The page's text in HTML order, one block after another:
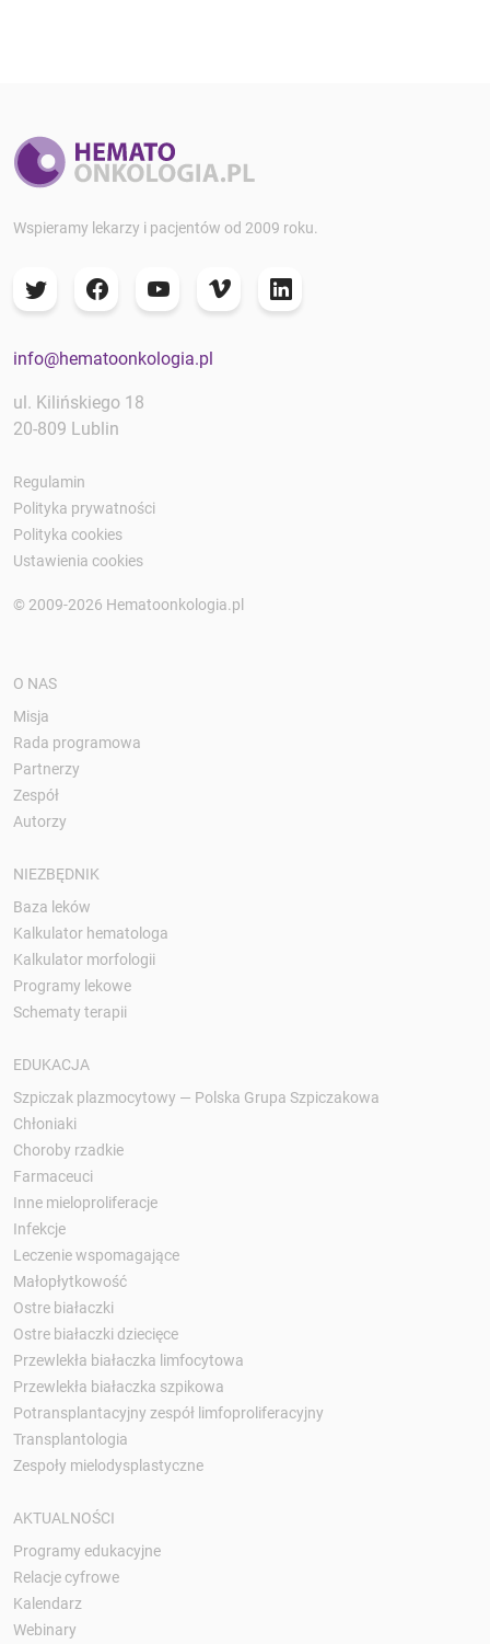
Wspieramy lekarzy i pacjentów od 2009 roku.
info@hematoonkologia.pl
ul. Kilińskiego 18
20-809 Lublin
Regulamin
Polityka prywatności
Polityka cookies
Ustawienia cookies
© 2009-2026 Hematoonkologia.pl
O NAS
Misja
Rada programowa
Partnerzy
Zespół
Autorzy
NIEZBĘDNIK
Baza leków
Kalkulator hematologa
Kalkulator morfologii
Programy lekowe
Schematy terapii
EDUKACJA
Szpiczak plazmocytowy — Polska Grupa Szpiczakowa
Chłoniaki
Choroby rzadkie
Farmaceuci
Inne mieloproliferacje
Infekcje
Leczenie wspomagające
Małopłytkowość
Ostre białaczki
Ostre białaczki dziecięce
Przewlekła białaczka limfocytowa
Przewlekła białaczka szpikowa
Potransplantacyjny zespół limfoproliferacyjny
Transplantologia
Zespoły mielodysplastyczne
AKTUALNOŚCI
Programy edukacyjne
Relacje cyfrowe
Kalendarz
Webinary